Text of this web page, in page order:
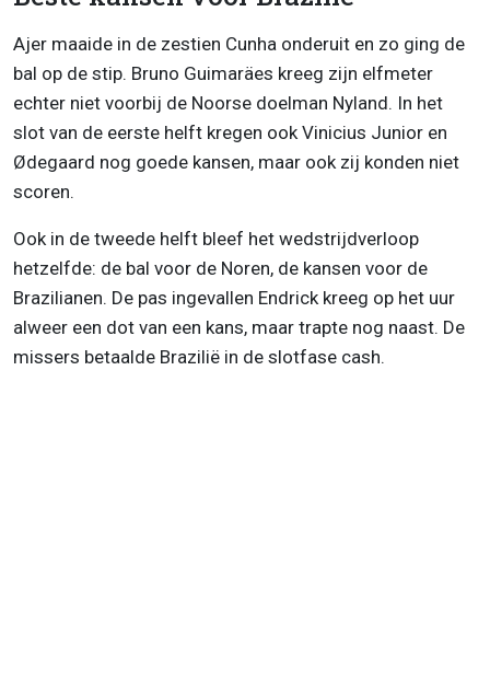
Ajer maaide in de zestien Cunha onderuit en zo ging de
bal op de stip. Bruno Guimaräes kreeg zijn elfmeter
echter niet voorbij de Noorse doelman Nyland. In het
slot van de eerste helft kregen ook Vinicius Junior en
Ødegaard nog goede kansen, maar ook zij konden niet
scoren.
Ook in de tweede helft bleef het wedstrijdverloop
hetzelfde: de bal voor de Noren, de kansen voor de
Brazilianen. De pas ingevallen Endrick kreeg op het uur
alweer een dot van een kans, maar trapte nog naast. De
missers betaalde Brazilië in de slotfase cash.